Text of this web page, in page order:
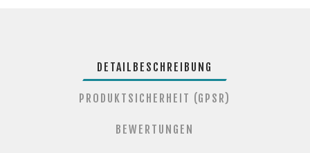
DETAILBESCHREIBUNG
PRODUKTSICHERHEIT (GPSR)
BEWERTUNGEN